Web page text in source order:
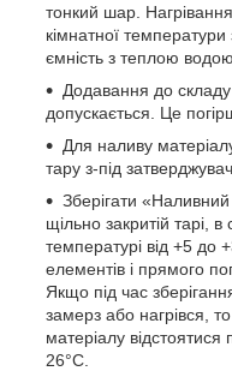
тонкий шар.
кімнатної
ємність з теплою водою.
Додавання до складу
допускається. Це
Для наливу
тару з-під
Зберігати
щільно закритій тарі,
температурі від +5 до
елементів і прямого
Якщо під час
замерз або нагрівся,
матеріалу відстоятися
26°C.